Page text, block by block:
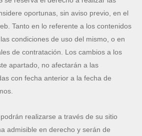
oportunas, sin aviso previo, en el
Tanto en lo referente a los contenidos
condiciones de uso del mismo, o en
de contratación. Los cambios a los
apartado, no afectarán a las
con fecha anterior a la fecha de
realizarse a través de su sitio
admisible en derecho y serán de